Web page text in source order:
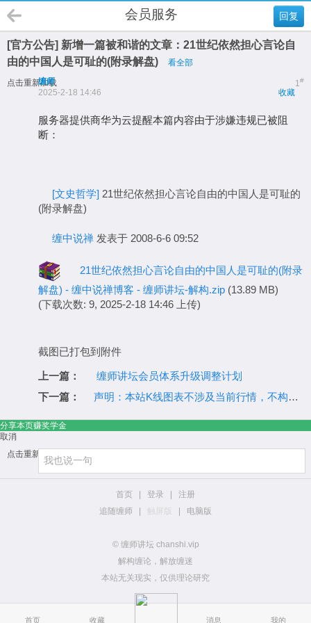
首页 收藏 消息 我的
回复
会员服务
[官方公告] 新增一篇被和谐的文章：21世纪依然担心言论自
由的中国人是可耻的(附录解盘)
看全部
点击重新加载 1#
缠师
收藏
2025-2-18 14:46
服务器提供商华为云提醒本篇内容由于涉嫌违规已被阻
断：
[文史哲学] 21世纪依然担心言论自由的中国人是可耻的
(附录解盘)
缠中说禅 发表于 2008-6-6 09:52
21世纪依然担心言论自由的中国人是可耻的(附录
解盘) - 缠中说禅博客 - 缠师讲坛-解构.zip (13.89 MB)
(下载次数: 9, 2025-2-18 14:46 上传)
截图已打包到附件
上一篇：
缠师讲坛会员体系升级调整计划
下一篇：
声明：本站K线图表不涉及当前行情，不构成投资建议，仅为缠论演示数据
分享本页赚奖学金
取消
点击重新加载
首页 登录
注册
追随缠师
触屏版 电脑版
© 缠师讲坛 chanshi.vip
解构缠论，解放缠迷
本站无关现实，仅供理论研究